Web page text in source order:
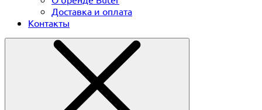
Доставка и оплата
Контакты